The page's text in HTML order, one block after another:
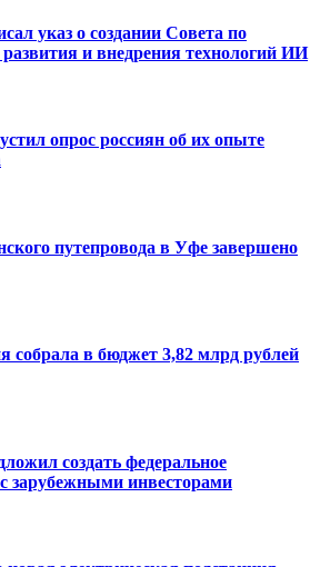
указ о создании Совета по
и внедрения технологий ИИ
опрос россиян об их опыте
путепровода в Уфе завершено
в бюджет 3,82 млрд рублей
создать федеральное
зарубежными инвесторами